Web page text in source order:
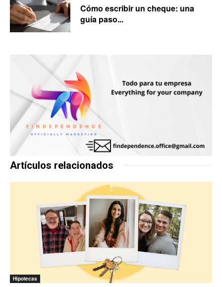
Cómo escribir un cheque: una
guía paso...
Artículos relacionados
Hipotecas